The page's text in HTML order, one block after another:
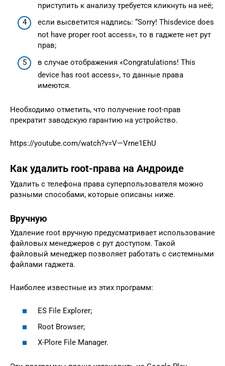
приступить к анализу требуется кликнуть на неё;
если высветится надпись: “Sorry! Thisdevice does
not have proper root access», то в гаджете нет рут
прав;
в случае отображения «Congratulations! This
device has root access», то данные права
имеются.
Необходимо отметить, что получение root-прав
прекратит заводскую гарантию на устройство.
https://youtube.com/watch?v=V—Vrne1EhU
Как удалить root-права на Андроиде
Удалить с телефона права суперпользователя можно
разными способами, которые описаны ниже.
Вручную
Удаление root вручную предусматривает использование
файловых менеджеров с рут доступом. Такой
файловый менеджер позволяет работать с системными
файлами гаджета.
Наиболее известные из этих программ:
ES File Explorer;
Root Browser;
Х-Plore File Manager.